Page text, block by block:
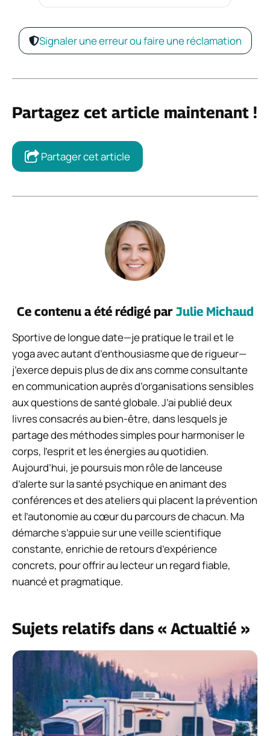
Signaler une erreur ou faire une réclamation
Partagez cet article maintenant !
Partager cet article
Ce contenu a été rédigé par Julie Michaud
Sportive de longue date—je pratique le trail et le
yoga avec autant d’enthousiasme que de rigueur—
j’exerce depuis plus de dix ans comme consultante
en communication auprès d’organisations sensibles
aux questions de santé globale. J’ai publié deux
livres consacrés au bien-être, dans lesquels je
partage des méthodes simples pour harmoniser le
corps, l’esprit et les énergies au quotidien.
Aujourd’hui, je poursuis mon rôle de lanceuse
d’alerte sur la santé psychique en animant des
conférences et des ateliers qui placent la prévention
et l’autonomie au cœur du parcours de chacun. Ma
démarche s’appuie sur une veille scientifique
constante, enrichie de retours d’expérience
concrets, pour offrir au lecteur un regard fiable,
nuancé et pragmatique.
Sujets relatifs dans « Actualtié »